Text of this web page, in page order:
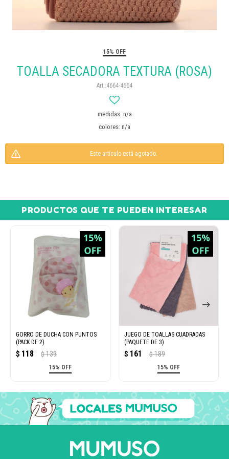
15% OFF
TOALLA SECADORA TEXTURA (ROSA)
4664-4664
medidas: n/a
colores: n/a
Este artículo está agotado.
PRODUCTOS QUE TE PUEDEN INTERESAR
GORRO DE DUCHA CON PUNTOS
(PACK DE 2)
$ 118 $ 139
15% OFF
JUEGO DE TOALLAS CUADRADAS
(PAQUETE DE 3)
$ 161 $ 189
15% OFF